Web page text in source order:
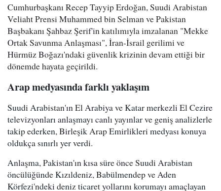
Cumhurbaşkanı Recep Tayyip Erdoğan, Suudi Arabistan
Veliaht Prensi Muhammed bin Selman ve Pakistan
Başbakanı Şahbaz Şerif'in katılımıyla imzalanan "Mekke
Ortak Savunma Anlaşması", İran-İsrail gerilimi ve
Hürmüz Boğazı'ndaki güvenlik krizinin devam ettiği bir
dönemde hayata geçirildi.
Arap medyasında farklı yaklaşım
Suudi Arabistan'ın El Arabiya ve Katar merkezli El Cezire
televizyonları anlaşmayı canlı yayınlar ve geniş analizlerle
takip ederken, Birleşik Arap Emirlikleri medyası konuya
oldukça sınırlı yer verdi.
Anlaşma, Pakistan'ın kısa süre önce Suudi Arabistan
öncülüğünde Kızıldeniz, Babülmendep ve Aden
Körfezi'ndeki deniz ticaret yollarını korumayı amaçlayan